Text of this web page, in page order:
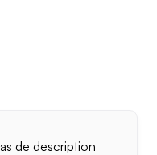
de description